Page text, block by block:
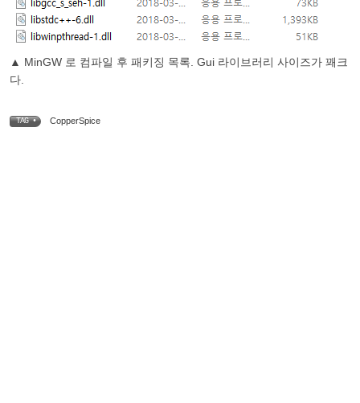
▲ MinGW 로 컴파일 후 패키징 목록. Gui 라이브러리 사이즈가 꽤크
다.
TAG • CopperSpice